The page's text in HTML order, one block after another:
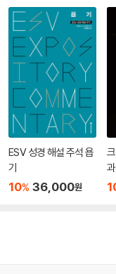
ESV 성경 해설 주석 욥
기
10% 36,000원